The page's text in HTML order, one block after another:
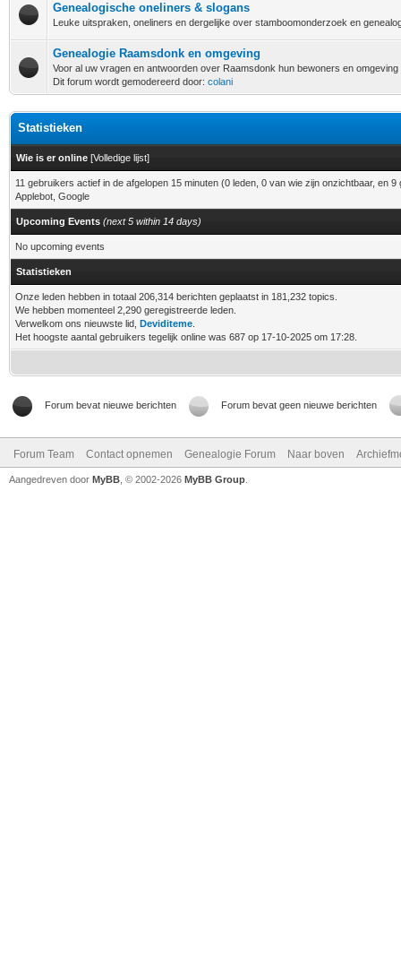
Genealogische oneliners & slogans
Leuke uitspraken, oneliners en dergelijke over stamboomonderzoek en
Genealogie Raamsdonk en omgeving
Voor al uw vragen en antwoorden over Raamsdonk hun bewoners en omgeving
Dit forum wordt gemodereerd door: colani
Statistieken
Wie is er online [Volledige lijst]
11 gebruikers actief in de afgelopen 15 minuten (0 leden, 0 van wie zijn onzichtbaar, en 9
Applebot, Google
Upcoming Events (next 5 within 14 days)
No upcoming events
Statistieken
Onze leden hebben in totaal 206,314 berichten geplaatst in 181,232 topics.
We hebben momenteel 2,290 geregistreerde leden.
Verwelkom ons nieuwste lid, Deviditeme
Het hoogste aantal gebruikers tegelijk online was 687 op 17-10-2025 om 17:28.
Forum bevat nieuwe berichten Forum bevat geen nieuwe berichten
Forum Team Contact opnemen Genealogie Forum Naar boven
Aangedreven door MyBB , © 2002-2026 MyBB Group